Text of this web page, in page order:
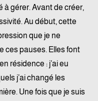
à gérer. Avant de créer,
Au début, cette
que je ne
ces pauses. Elles font
résidence : j’ai eu
j’ai changé les
Une fois que je suis